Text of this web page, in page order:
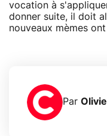
vocation à
donner suite, il doit
nouveaux mèmes
Par